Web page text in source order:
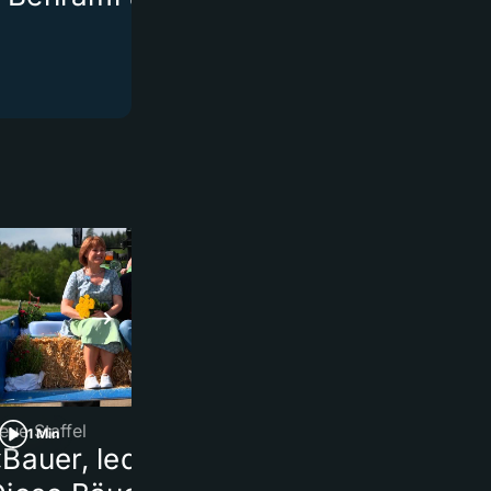
1 Min
Staffel
ledig, sucht…»: